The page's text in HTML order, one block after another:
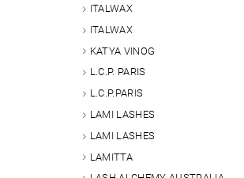
ITALWAX
ITALWAX
KATYA VINOG
L.C.P. PARIS
L.C.P.PARIS
LAMI LASHES
LAMI LASHES
LAMITTA